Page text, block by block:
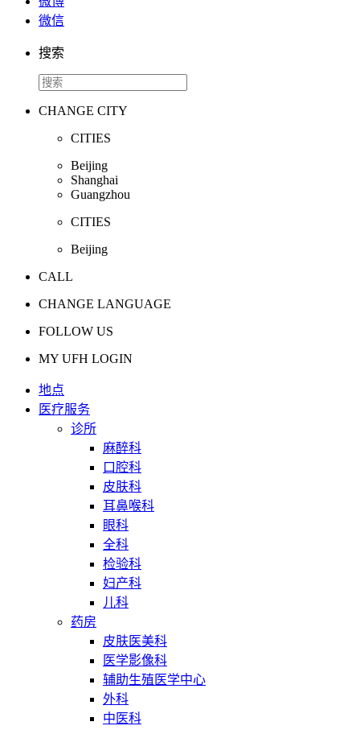
微信
搜索
CHANGE CITY
CITIES
Beijing
Shanghai
Guangzhou
CITIES
Beijing
CALL
CHANGE LANGUAGE
FOLLOW US
MY UFH LOGIN
地点
医疗服务
诊所
麻醉科
口腔科
皮肤科
耳鼻喉科
眼科
全科
检验科
妇产科
儿科
药房
皮肤医美科
医学影像科
辅助生殖医学中心
外科
中医科